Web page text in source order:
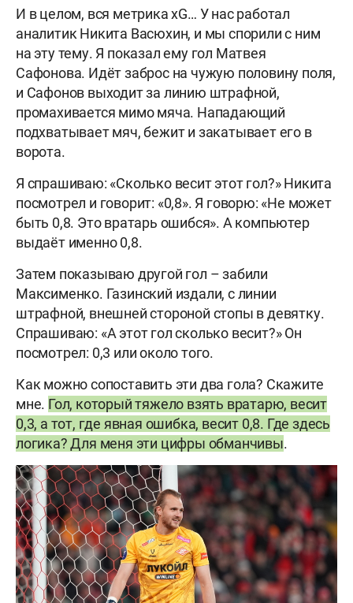
И в целом, вся метрика xG… У нас работал
аналитик Никита Васюхин, и мы спорили с ним
на эту тему. Я показал ему гол Матвея
Сафонова. Идёт заброс на чужую половину поля,
и Сафонов выходит за линию штрафной,
промахивается мимо мяча. Нападающий
подхватывает мяч, бежит и закатывает его в
ворота.
Я спрашиваю: «Сколько весит этот гол?» Никита
посмотрел и говорит: «0,8». Я говорю: «Не может
быть 0,8. Это вратарь ошибся». А компьютер
выдаёт именно 0,8.
Затем показываю другой гол – забили
Максименко. Газинский издали, с линии
штрафной, внешней стороной стопы в девятку.
Спрашиваю: «А этот гол сколько весит?» Он
посмотрел: 0,3 или около того.
Как можно сопоставить эти два гола? Скажите
мне. Гол, который тяжело взять вратарю, весит
0,3, а тот, где явная ошибка, весит 0,8. Где здесь
логика? Для меня эти цифры обманчивы.